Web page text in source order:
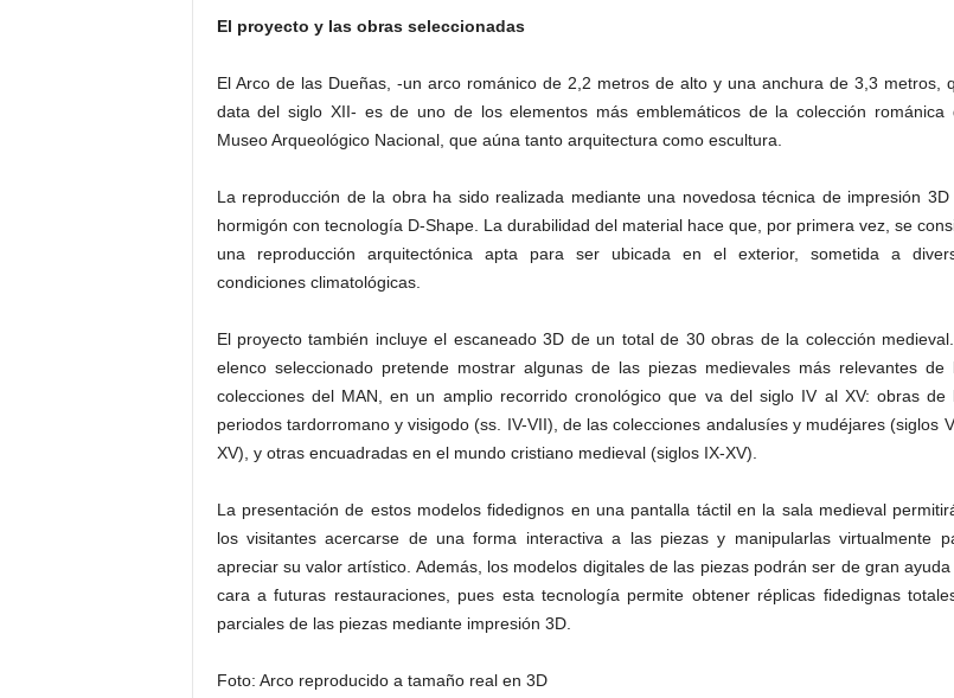
El proyecto y las obras seleccionadas
El Arco de las Dueñas, -un arco románico de 2,2 metros de alto y una anchura de 3,3 metros,
data del siglo XII- es de uno de los elementos más emblemáticos de la colección románica
Museo Arqueológico Nacional, que aúna tanto arquitectura como escultura.
La reproducción de la obra ha sido realizada mediante una novedosa técnica de impresión 3D
hormigón con tecnología D-Shape. La durabilidad del material hace que, por primera vez, se
una reproducción arquitectónica apta para ser ubicada en el exterior, sometida a
condiciones climatológicas.
El proyecto también incluye el escaneado 3D de un total de 30 obras de la colección
elenco seleccionado pretende mostrar algunas de las piezas medievales más relevantes de
colecciones del MAN, en un amplio recorrido cronológico que va del siglo IV al XV: obras de
periodos tardorromano y visigodo (ss. IV-VII), de las colecciones andalusíes y mudéjares (siglos
XV), y otras encuadradas en el mundo cristiano medieval (siglos IX-XV).
La presentación de estos modelos fidedignos en una pantalla táctil en la sala medieval
los visitantes acercarse de una forma interactiva a las piezas y manipularlas virtualmente
apreciar su valor artístico. Además, los modelos digitales de las piezas podrán ser de gran
cara a futuras restauraciones, pues esta tecnología permite obtener réplicas fidedignas
parciales de las piezas mediante impresión 3D.
Foto: Arco reproducido a tamaño real en 3D